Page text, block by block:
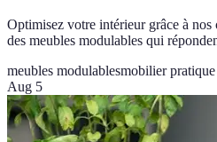
Optimisez votre intérieur grâce à
des meubles modulables qui
meubles modulablesmobilier pratique
Aug 5